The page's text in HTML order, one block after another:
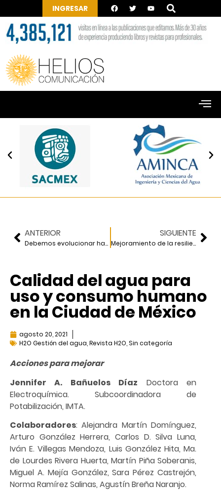
INGRESAR
ANTERIOR
Debemos evolucionar hacia una planeación regional
SIGUIENTE
Mejoramiento de la resiliencia sísmica de puentes en zonas urbanas
Calidad del agua para
uso y consumo humano
en la Ciudad de México
agosto 20, 2021
H2O Gestión del agua Revista H2O Sin categoría
Acciones para mejorar
Jennifer A. Bañuelos Díaz Doctora en
Electroquímica. Subcoordinadora de
Potabilización, IMTA.
Colaboradores: Alejandra Martín Domínguez,
Arturo González Herrera, Carlos D. Silva Luna,
Iván E. Villegas Mendoza, Luis González Hita, Ma.
de Lourdes Rivera Huerta, Martín Piña Soberanis,
Miguel A. Mejía González, Sara Pérez Castrejón,
Norma Ramírez Salinas, Agustín Breña Naranjo.